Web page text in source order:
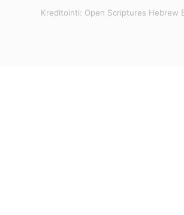
Kreditointi: Open Scriptures Hebrew